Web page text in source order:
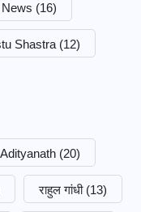
(16)
Shastra (12)
(20)
राहुल गांधी (13)